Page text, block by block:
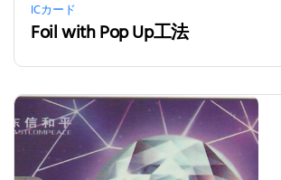
ICカード
Foil with Pop Up工法